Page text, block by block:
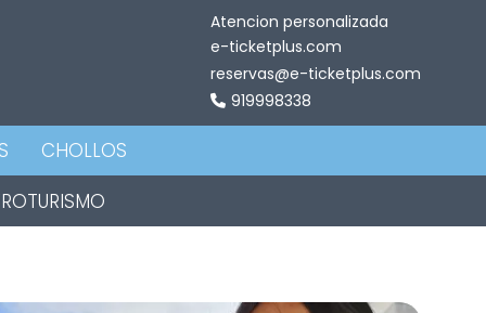
Atencion personalizada
e-ticketplus.com
reservas@e-ticketplus.com
919998338
CHOLLOS